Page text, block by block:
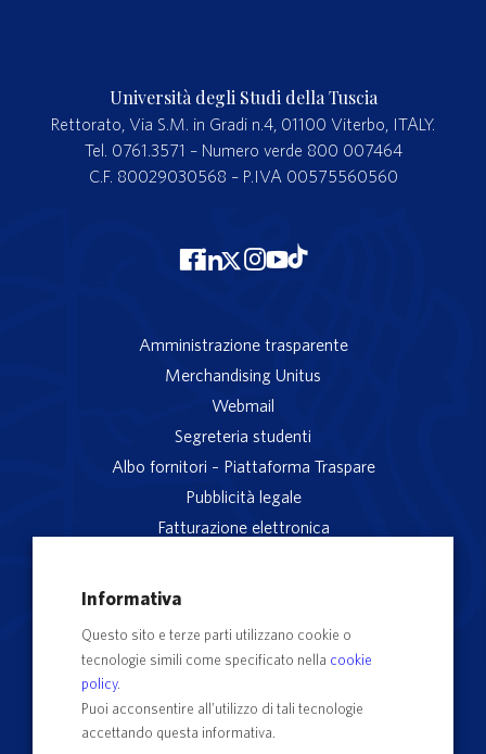
Università degli Studi della Tuscia
Rettorato, Via S.M. in Gradi n.4, 01100 Viterbo, ITALY.
Tel. 0761.3571 – Numero verde 800 007464
C.F. 80029030568 – P.IVA 00575560560
Amministrazione trasparente
Merchandising Unitus
Webmail
Segreteria studenti
Albo fornitori – Piattaforma Traspare
Pubblicità legale
Fatturazione elettronica
Servizio reclami
Sedi e Poli
Contatti e PEC
Informativa
Questo sito e terze parti utilizzano cookie o
tecnologie simili come specificato nella cookie
policy.
Puoi acconsentire all’utilizzo di tali tecnologie
accettando questa informativa.